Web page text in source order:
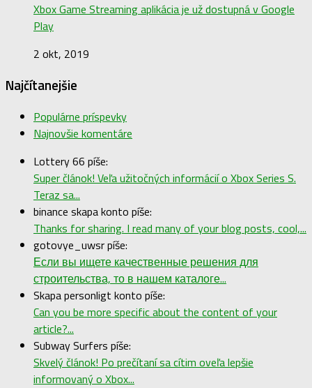
Xbox Game Streaming aplikácia je už dostupná v Google
Play
2 okt, 2019
Najčítanejšie
Populárne príspevky
Najnovšie komentáre
Lottery 66 píše:
Super článok! Veľa užitočných informácií o Xbox Series S.
Teraz sa...
binance skapa konto píše:
Thanks for sharing. I read many of your blog posts, cool,...
gotovye_uwsr píše:
Если вы ищете качественные решения для
строительства, то в нашем каталоге...
Skapa personligt konto píše:
Can you be more specific about the content of your
article?...
Subway Surfers píše:
Skvelý článok! Po prečítaní sa cítim oveľa lepšie
informovaný o Xbox...